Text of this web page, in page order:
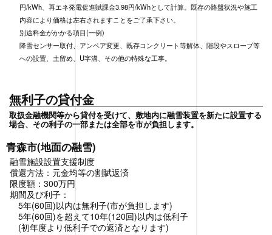
円/kWh、再エネ発電促進賦課金3.98円/kWhとして計算。既存の路盤状況や施工
内容により価格は左右されますことをご了承下さい。
別途料金がかかる項目(一例)
降雪センサー取付、アンペア変更、既存コンクリート等解体、階段やスロープ等
への設置、土留め、U字溝、その他の特殊な工事。
無利子の貸付金
取扱金融機関等から貸付を受けて、敷地内に融雪装置を新たに設置する
場合、その利子の一部または全部を市が負担します。
青森市(地面の融雪)
融雪施設設置支援制度
償還方法：元金均等の割賦返済
限度額：300万円
期間及び利子：
5年(60回)以内は無利子(市が負担します)
5年(60回)を超えて10年(120回)以内は低利子
(初年度より低利子での返済となります)